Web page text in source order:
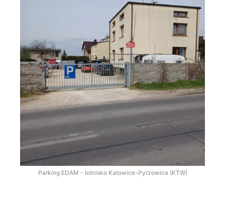
Parking EDAM - lotnisko Katowice-Pyrzowice (KTW)